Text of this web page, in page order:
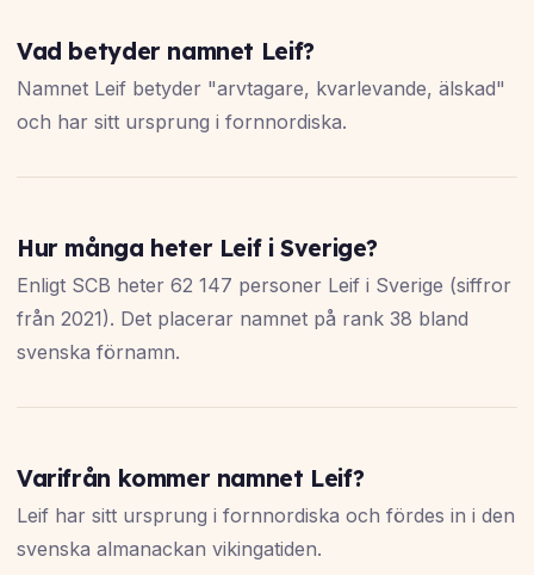
Vad betyder namnet Leif?
Namnet Leif betyder "arvtagare, kvarlevande, älskad"
och har sitt ursprung i fornnordiska.
Hur många heter Leif i Sverige?
Enligt SCB heter 62 147 personer Leif i Sverige (siffror
från 2021). Det placerar namnet på rank 38 bland
svenska förnamn.
Varifrån kommer namnet Leif?
Leif har sitt ursprung i fornnordiska och fördes in i den
svenska almanackan vikingatiden.